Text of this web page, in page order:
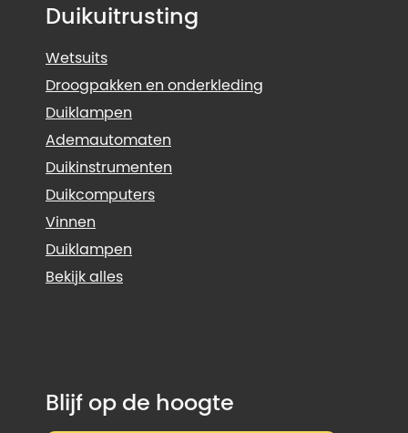
Duikuitrusting
Wetsuits
Droogpakken en onderkleding
Duiklampen
Ademautomaten
Duikinstrumenten
Duikcomputers
Vinnen
Duiklampen
Bekijk alles
Blijf op de hoogte